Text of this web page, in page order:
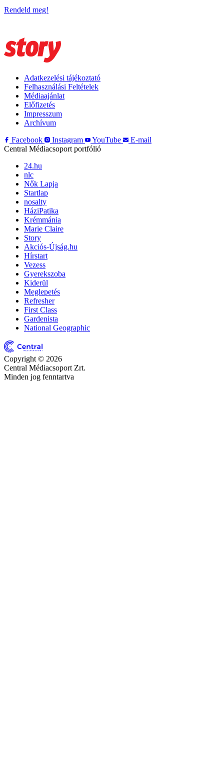
Rendeld meg!
Adatkezelési tájékoztató
Felhasználási Feltételek
Médiaajánlat
Előfizetés
Impresszum
Archívum
Facebook
Instagram YouTube
E-mail
Central Médiacsoport portfólió
24.hu
nlc
Nők Lapja
Startlap
nosalty
HáziPatika
Krémmánia
Marie Claire
Story
Akciós-Újság.hu
Hírstart
Vezess
Gyerekszoba
Kiderül
Meglepetés
Refresher
First Class
Gardenista
National Geographic
Copyright © 2026
Central Médiacsoport Zrt.
Minden jog fenntartva